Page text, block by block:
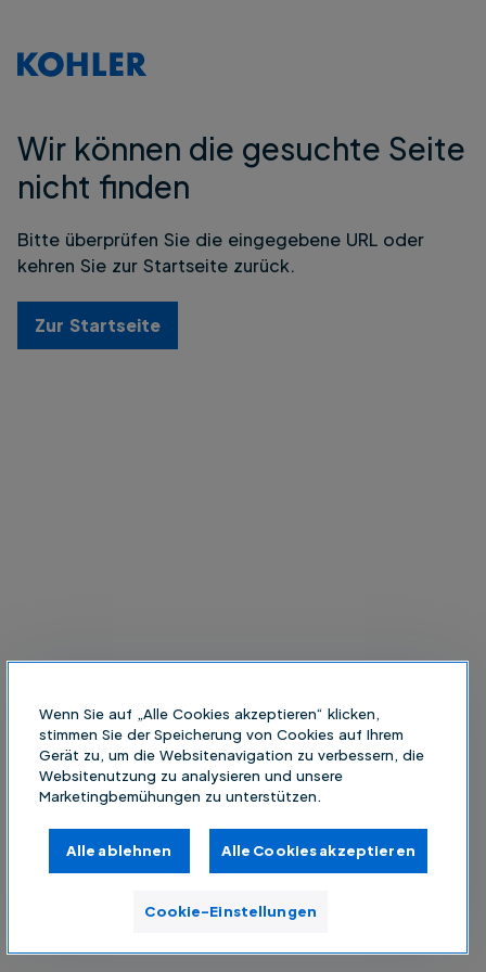
Wir können die gesuchte Seite
nicht finden
Bitte überprüfen Sie die eingegebene URL oder
kehren Sie zur Startseite zurück.
Zur Startseite
Wenn Sie auf „Alle Cookies akzeptieren“ klicken,
stimmen Sie der Speicherung von Cookies auf Ihrem
Gerät zu, um die Websitenavigation zu verbessern, die
Websitenutzung zu analysieren und unsere
Marketingbemühungen zu unterstützen.
Alle ablehnen Alle Cookies akzeptieren
Cookie-Einstellungen